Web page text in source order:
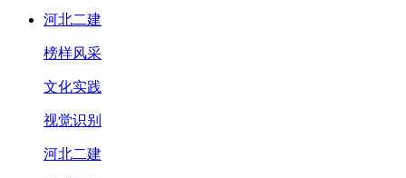
河北二建
榜样风采
文化实践
视觉识别
河北二建